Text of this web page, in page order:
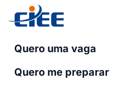
Quero uma vaga
Quero me preparar